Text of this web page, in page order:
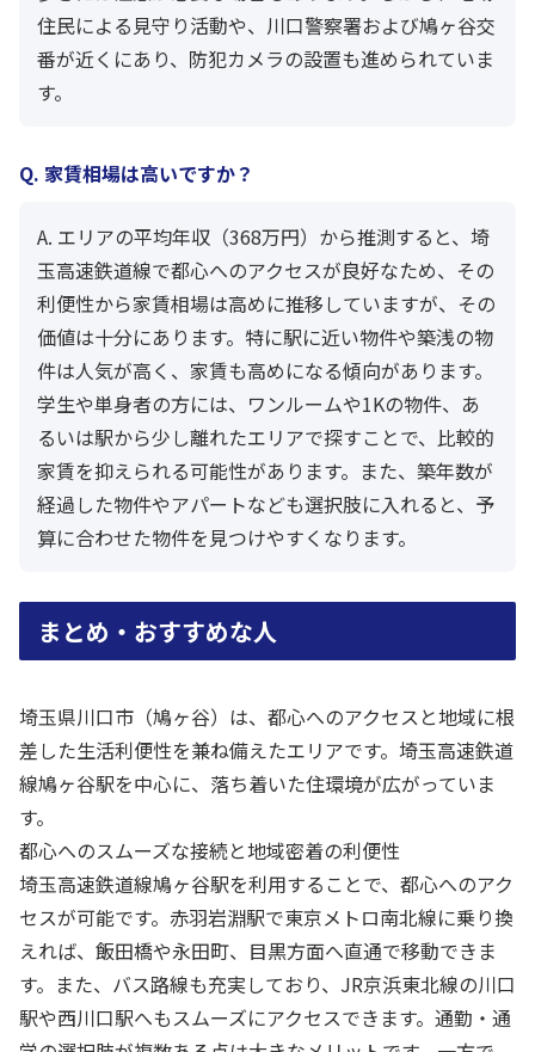
住民による見守り活動や、川口警察署および鳩ヶ谷交
番が近くにあり、防犯カメラの設置も進められていま
す。
Q. 家賃相場は高いですか？
A. エリアの平均年収（368万円）から推測すると、埼
玉高速鉄道線で都心へのアクセスが良好なため、その
利便性から家賃相場は高めに推移していますが、その
価値は十分にあります。特に駅に近い物件や築浅の物
件は人気が高く、家賃も高めになる傾向があります。
学生や単身者の方には、ワンルームや1Kの物件、あ
るいは駅から少し離れたエリアで探すことで、比較的
家賃を抑えられる可能性があります。また、築年数が
経過した物件やアパートなども選択肢に入れると、予
算に合わせた物件を見つけやすくなります。
まとめ・おすすめな人
埼玉県川口市（鳩ヶ谷）は、都心へのアクセスと地域に根
差した生活利便性を兼ね備えたエリアです。埼玉高速鉄道
線鳩ヶ谷駅を中心に、落ち着いた住環境が広がっていま
す。
都心へのスムーズな接続と地域密着の利便性
埼玉高速鉄道線鳩ヶ谷駅を利用することで、都心へのアク
セスが可能です。赤羽岩淵駅で東京メトロ南北線に乗り換
えれば、飯田橋や永田町、目黒方面へ直通で移動できま
す。また、バス路線も充実しており、JR京浜東北線の川口
駅や西川口駅へもスムーズにアクセスできます。通勤・通